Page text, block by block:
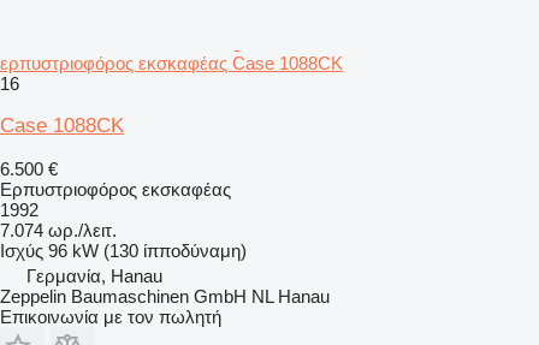
ερπυστριοφόρος εκσκαφέας Case 1088CK
16
Case 1088CK
6.500 €
Ερπυστριοφόρος εκσκαφέας
1992
7.074 ωρ./λειτ.
Ισχύς 96 kW (130 ίπποδύναμη)
Γερμανία, Hanau
Zeppelin Baumaschinen GmbH NL Hanau
Επικοινωνία με τον πωλητή